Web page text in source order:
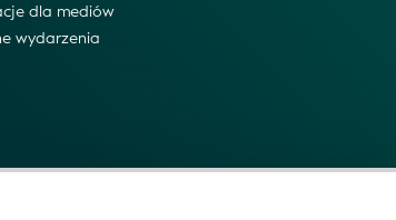
dla mediów
wydarzenia